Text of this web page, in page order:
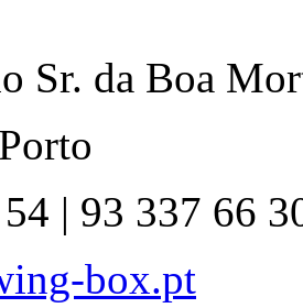
Sr. da Boa
| 93 337 66
box.pt